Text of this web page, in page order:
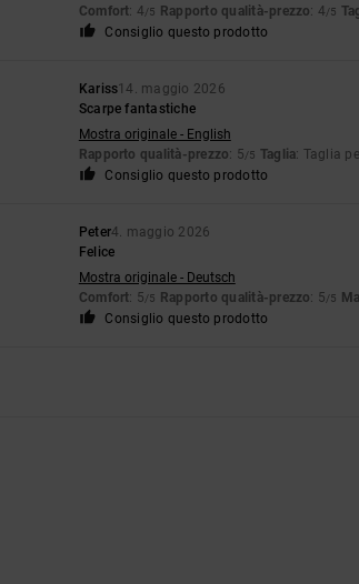
Comfort: 4/5 Rapporto qualità-prezzo: 4/5
Consiglio questo prodotto
Kariss14. maggio 2026
Scarpe fantastiche
Mostra originale - English
Rapporto qualità-prezzo: 5/5 Taglia: Taglia
Consiglio questo prodotto
Peter4. maggio 2026
Felice
Mostra originale - Deutsch
Comfort: 5/5 Rapporto qualità-prezzo: 5/5
Consiglio questo prodotto